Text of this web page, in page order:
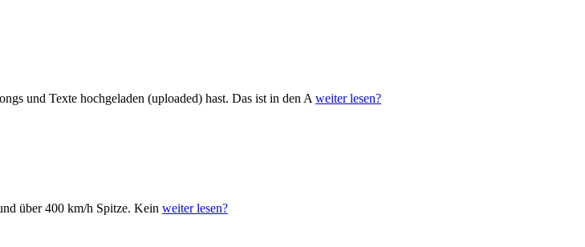
und Texte hochgeladen (uploaded) hast. Das ist in den A weiter lesen?
über 400 km/h Spitze. Kein weiter lesen?